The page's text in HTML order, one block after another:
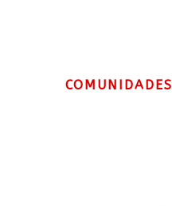
COMUNIDADES